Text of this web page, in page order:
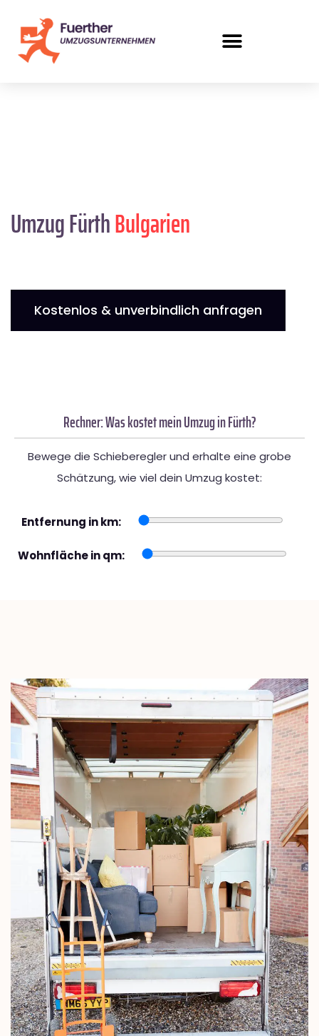
Umzug FürthBulgarien
Kostenlos & unverbindlich anfragen
Rechner: Was kostet mein Umzug in Fürth?
Bewege die Schieberegler und erhalte eine grobe
Schätzung, wie viel dein Umzug kostet:
Entfernung in km:
Wohnfläche in qm: